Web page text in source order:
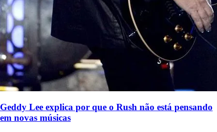
Geddy Lee explica por que o Rush não está pensando
em novas músicas